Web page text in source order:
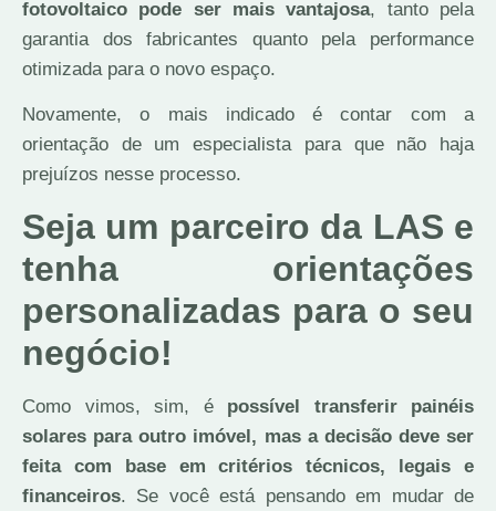
fotovoltaico pode ser mais vantajosa, tanto pela
garantia dos fabricantes quanto pela performance
otimizada para o novo espaço.
Novamente, o mais indicado é contar com a
orientação de um especialista para que não haja
prejuízos nesse processo.
Seja um parceiro da LAS e
tenha orientações
personalizadas para o seu
negócio!
Como vimos, sim, é possível transferir painéis
solares para outro imóvel, mas a decisão deve ser
feita com base em critérios técnicos, legais e
financeiros. Se você está pensando em mudar de